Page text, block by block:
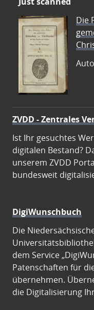
Die
ZVDD - Zentrales
Ist Ihr gesuchtes
digitalen Bestand?
unserem ZVDD
bundesweit
DigiWunschbuch
Die
dem Service
Patenschaften für
übernehmen.
die Digitalisierung